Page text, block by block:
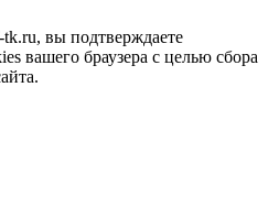
вы подтверждаете
вашего браузера с целью сбора